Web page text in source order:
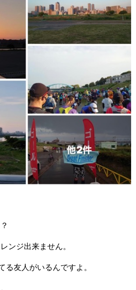
ンジ出来ません。
る友人がいるんですよ。